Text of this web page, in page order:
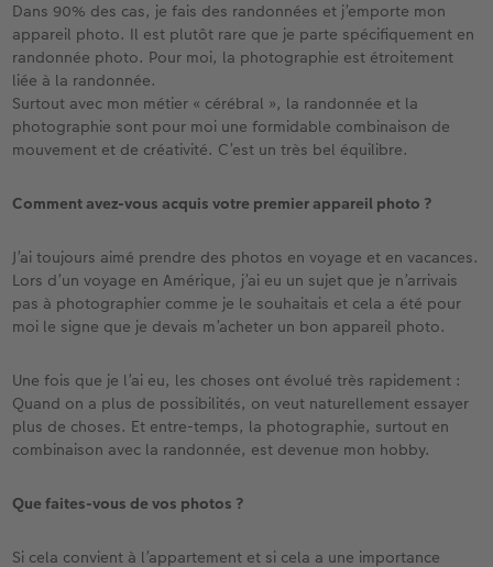
Dans 90% des cas, je fais des randonnées et j’emporte mon
appareil photo. Il est plutôt rare que je parte spécifiquement en
randonnée photo. Pour moi, la photographie est étroitement
liée à la randonnée.
Surtout avec mon métier « cérébral », la randonnée et la
photographie sont pour moi une formidable combinaison de
mouvement et de créativité. C’est un très bel équilibre.
Comment avez-vous acquis votre premier appareil photo ?
J’ai toujours aimé prendre des photos en voyage et en vacances.
Lors d’un voyage en Amérique, j’ai eu un sujet que je n’arrivais
pas à photographier comme je le souhaitais et cela a été pour
moi le signe que je devais m’acheter un bon appareil photo.
Une fois que je l’ai eu, les choses ont évolué très rapidement :
Quand on a plus de possibilités, on veut naturellement essayer
plus de choses. Et entre-temps, la photographie, surtout en
combinaison avec la randonnée, est devenue mon hobby.
Que faites-vous de vos photos ?
Si cela convient à l’appartement et si cela a une importance